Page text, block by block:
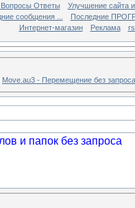
Вопросы Ответы
Улучшение сайта
сообщения ...
Последние
Интернет-магазин
Реклама
Move.au3 - Перемещение без запроса
и папок без запроса